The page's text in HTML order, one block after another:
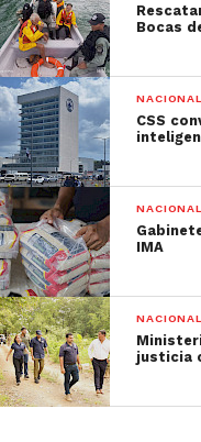
Bocas
CSS
IMA
justicia